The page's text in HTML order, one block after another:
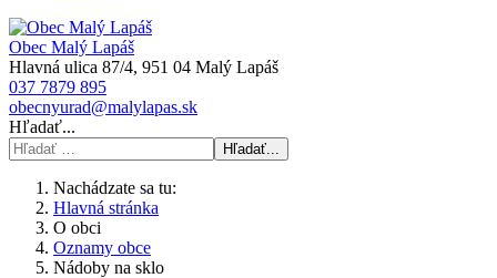
Obec Malý Lapáš
Hlavná ulica 87/4, 951 04 Malý Lapáš
037 7879 895
obecnyurad@malylapas.sk
Hľadať...
Hľadať...
Nachádzate sa tu:
Hlavná stránka
O obci
Oznamy obce
Nádoby na sklo